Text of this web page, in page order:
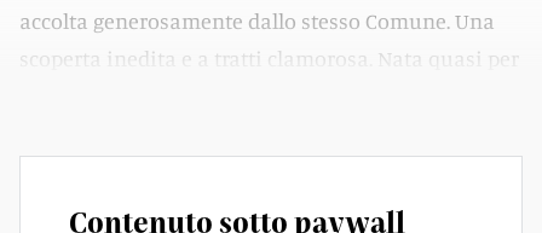
accolta generosamente dallo stesso Comune. Una
scoperta inedita e a tratti clamorosa. Nata quasi per
Contenuto sotto paywall